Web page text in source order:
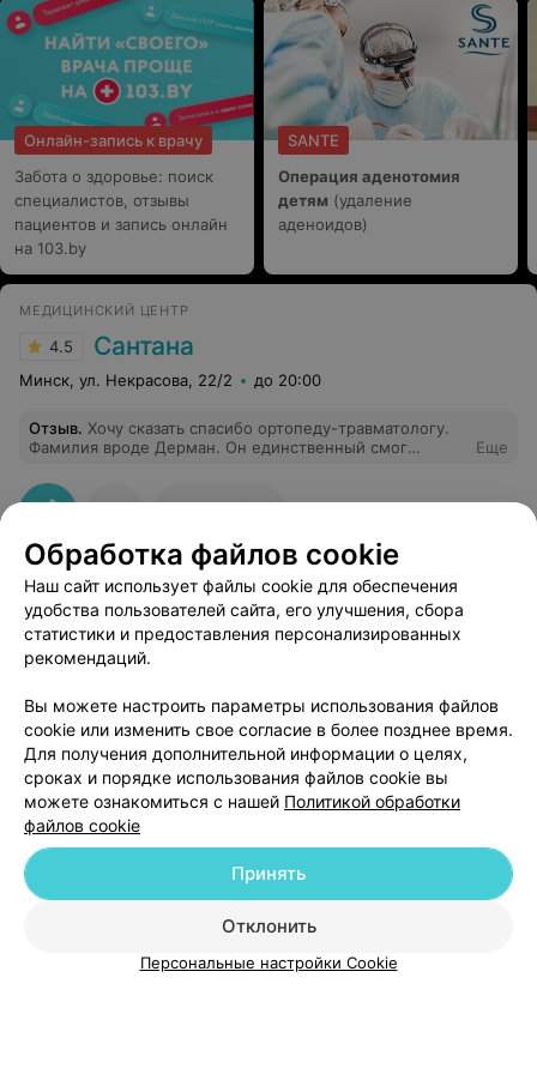
Онлайн-запись к врачу
Забота о здоровье: поиск
специалистов, отзывы
пациентов и запись онлайн
на 103.by
SANTE
Операция аденотомия
детям (удаление
аденоидов)
МЕДИЦИНСКИЙ ЦЕНТР
4.5 Сантана
Минск, ул. Некрасова, 22/2 до 20:00
Отзыв. Хочу сказать спасибо ортопеду-травматологу.
Фамилия вроде Дерман. Он единственный смог
побывать в двух других клиниках. Буду советовать.
Еще
65
тест123456789
Минск, Красная, 19 до 02:00
Добавить компанию
Добавить специалиста
Обработка файлов cookie
Наш сайт использует файлы cookie для обеспечения
удобства пользователей сайта, его улучшения, сбора
статистики и предоставления персонализированных
рекомендаций.
Вы можете настроить параметры использования файлов
cookie или изменить свое согласие в более позднее время.
Для получения дополнительной информации о целях,
сроках и порядке использования файлов cookie вы
можете ознакомиться с нашей Политикой обработки
файлов cookie
Отклонить
Принять
Персональные настройки Cookie